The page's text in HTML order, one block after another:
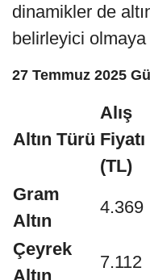
dinamikler de
belirleyici
27 Temmuz 2025
Altın Türü
Alış
Fiyatı
(TL)
Gram
Altın
4.369
Çeyrek
Altın
7.112